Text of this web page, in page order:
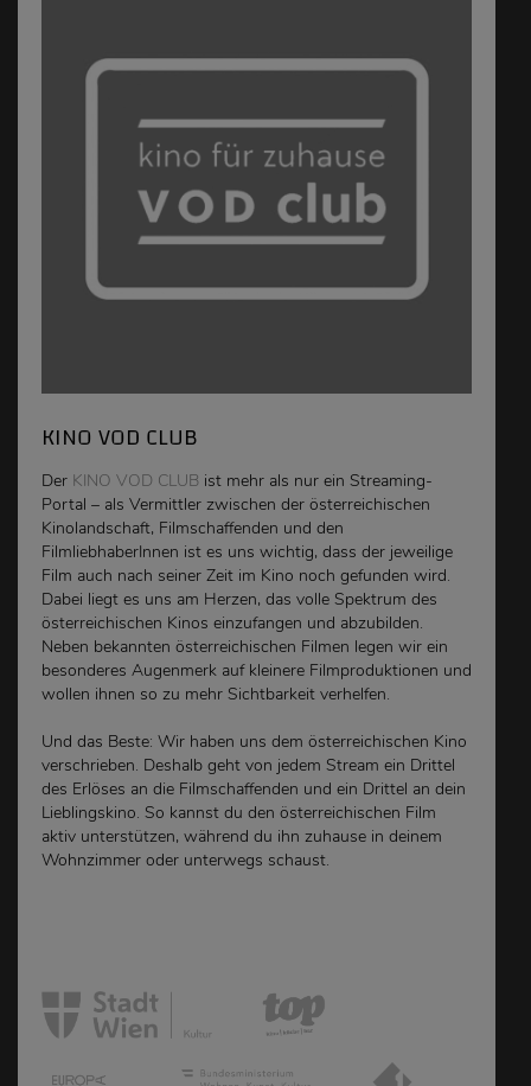
KINO VOD CLUB
Der KINO VOD CLUB ist mehr als nur ein Streaming-
Portal – als Vermittler zwischen der österreichischen
Kinolandschaft, Filmschaffenden und den
FilmliebhaberInnen ist es uns wichtig, dass der jeweilige
Film auch nach seiner Zeit im Kino noch gefunden wird.
Dabei liegt es uns am Herzen, das volle Spektrum des
österreichischen Kinos einzufangen und abzubilden.
Neben bekannten österreichischen Filmen legen wir ein
besonderes Augenmerk auf kleinere Filmproduktionen und
wollen ihnen so zu mehr Sichtbarkeit verhelfen.
Und das Beste: Wir haben uns dem österreichischen Kino
verschrieben. Deshalb geht von jedem Stream ein Drittel
des Erlöses an die Filmschaffenden und ein Drittel an dein
Lieblingskino. So kannst du den österreichischen Film
aktiv unterstützen, während du ihn zuhause in deinem
Wohnzimmer oder unterwegs schaust.